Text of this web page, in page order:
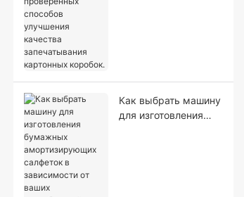
Как выбрать машину
для изготовления